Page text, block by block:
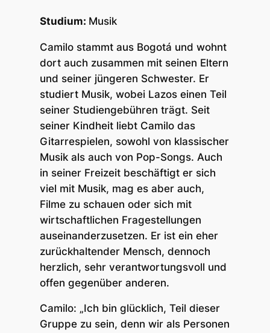
Studium: Musik
Camilo stammt aus Bogotá und wohnt
dort auch zusammen mit seinen Eltern
und seiner jüngeren Schwester. Er
studiert Musik, wobei Lazos einen Teil
seiner Studiengebühren trägt. Seit
seiner Kindheit liebt Camilo das
Gitarrespielen, sowohl von klassischer
Musik als auch von Pop-Songs. Auch
in seiner Freizeit beschäftigt er sich
viel mit Musik, mag es aber auch,
Filme zu schauen oder sich mit
wirtschaftlichen Fragestellungen
auseinanderzusetzen. Er ist ein eher
zurückhaltender Mensch, dennoch
herzlich, sehr verantwortungsvoll und
offen gegenüber anderen.
Camilo: „Ich bin glücklich, Teil dieser
Gruppe zu sein, denn wir als Personen